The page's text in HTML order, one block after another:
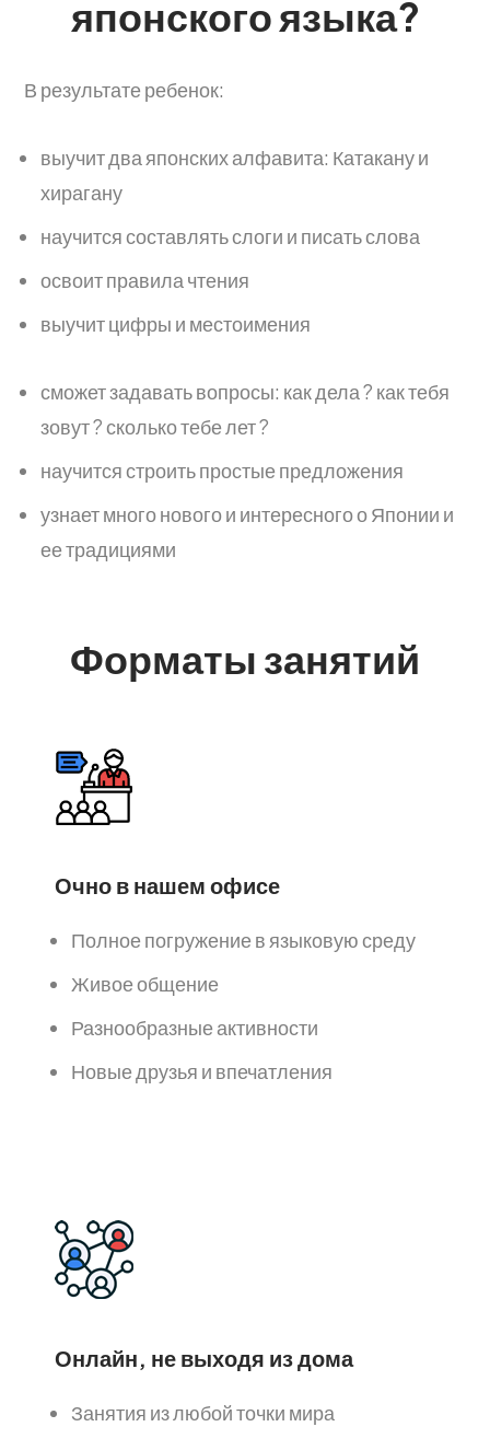
японского языка?
В результате ребенок:
выучит два японских алфавита: Катакану и
хирагану
научится составлять слоги и писать слова
освоит правила чтения
выучит цифры и местоимения
сможет задавать вопросы: как дела ? как тебя
зовут ? сколько тебе лет ?
научится строить простые предложения
узнает много нового и интересного о Японии и
ее традициями
Форматы занятий
Очно в нашем офисе
Полное погружение в языковую среду
Живое общение
Разнообразные активности
Новые друзья и впечатления
Онлайн, не выходя из дома
Занятия из любой точки мира